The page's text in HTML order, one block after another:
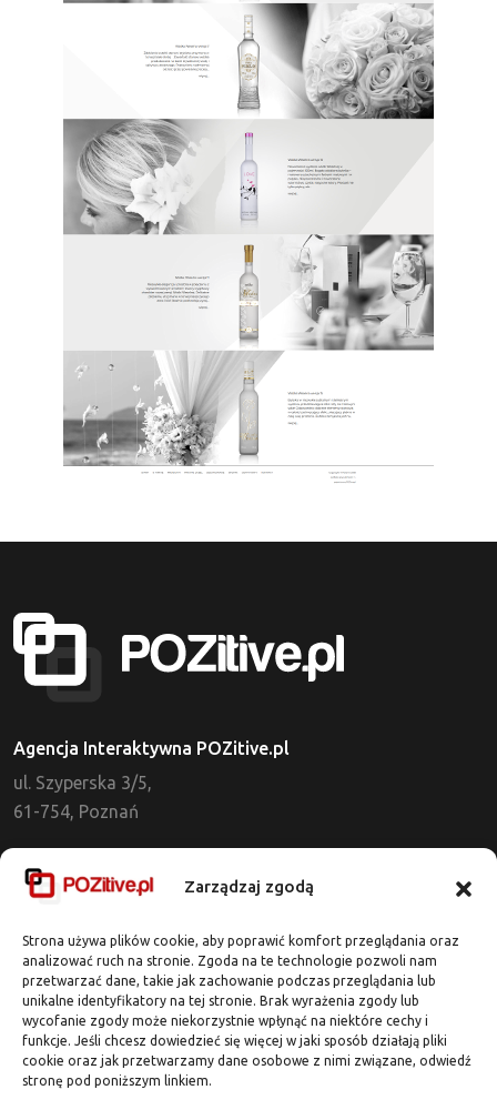
Zarządzaj zgodą
Strona używa plików cookie, aby poprawić komfort przeglądania oraz
analizować ruch na stronie. Zgoda na te technologie pozwoli nam
przetwarzać dane, takie jak zachowanie podczas przeglądania lub
unikalne identyfikatory na tej stronie. Brak wyrażenia zgody lub
wycofanie zgody może niekorzystnie wpłynąć na niektóre cechy i
funkcje. Jeśli chcesz dowiedzieć się więcej w jaki sposób działają pliki
cookie oraz jak przetwarzamy dane osobowe z nimi związane, odwiedź
stronę pod poniższym linkiem.
Agencja Interaktywna POZitive.pl
ul. Szyperska 3/5,
61-754, Poznań
Dział Obsługi Klienta
tel. 721 637 513
kontakt@pozitive.pl
Adres Biura
ul. Dworcowa 7 / lok. 318
62-020 Swarzędz